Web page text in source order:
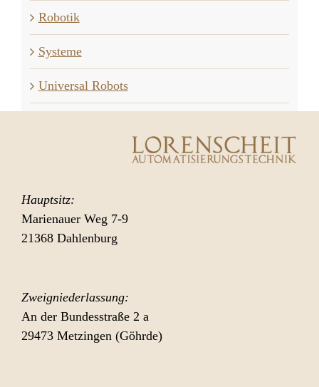
Robotik
Systeme
Universal Robots
Hauptsitz:
Marienauer Weg 7-9
21368 Dahlenburg
Zweigniederlassung:
An der Bundesstraße 2 a
29473 Metzingen (Göhrde)